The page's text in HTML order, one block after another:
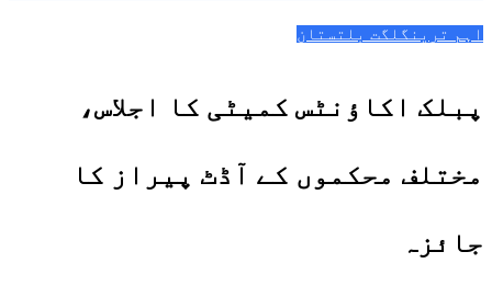
اہم ترین گلگت بلتستان
پبلک اکاؤنٹس کمیٹی کا اجلاس،
مختلف محکموں کے آڈٹ پیراز کا
جائزہ